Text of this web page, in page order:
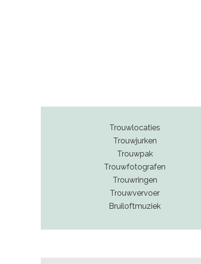
Trouwlocaties
Trouwjurken
Trouwpak
Trouwfotografen
Trouwringen
Trouwvervoer
Bruiloftmuziek